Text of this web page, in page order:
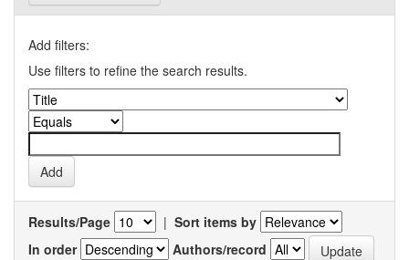
Add filters:
Use filters to refine the search results.
Results/Page | Sort items by
In order
Authors/record